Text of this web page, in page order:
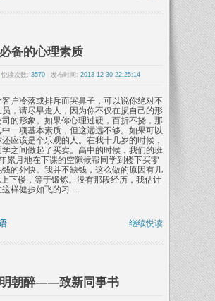
备的心理素质
悦读次数: 3570 发布时间: 2013-12-30 22:25:14
户冷落或排斥而哭鼻子，可以说你绝对不
，请尽早走人，因为你不仅在损自己的形
的形象。如果你心理过硬，百折不挠，那
一项基本素质，但这远远不够。如果可以
应该是个乐观的人。在我十几岁的时候，
之间做起了买卖。高中的时候，我们的班
累月地在下课的空隙候帮同学到楼下买零
的外快。我并不缺钱，这么做的原因有几
下楼，等于锻炼。没有那段经历，我估计
样健步如飞的习...
继续悦读
朝醉——致新同事书